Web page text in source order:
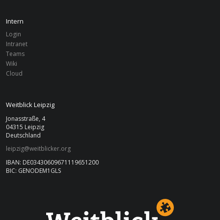
2012
Intern
Login
Intranet
Teams
Wiki
Cloud
Weitblick Leipzig
Jonasstraße, 4
04315 Leipzig
Deutschland
leipzig@weitblicker.org
IBAN: DE03430609671119651200
BIC: GENODEM1GLS